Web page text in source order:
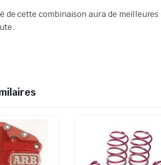
de cette combinaison aura de